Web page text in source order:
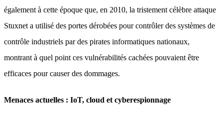
également à cette époque que, en 2010, la tristement célèbre attaque
Stuxnet a utilisé des portes dérobées pour contrôler des systèmes de
contrôle industriels par des pirates informatiques nationaux,
montrant à quel point ces vulnérabilités cachées pouvaient être
efficaces pour causer des dommages.
Menaces actuelles : IoT, cloud et cyberespionnage